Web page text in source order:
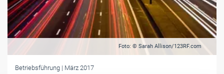
Foto: © Sarah Allison/123RF.com
Betriebsführung | März 2017